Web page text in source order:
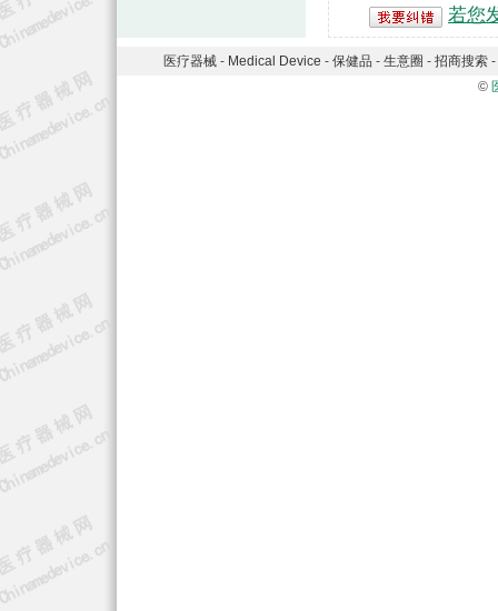
若您
医疗器械 - Medical Device - 保健品 - 生意圈 - 招商搜索 -
©